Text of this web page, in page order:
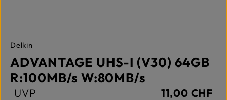
Delkin
ADVANTAGE UHS-I (V30) 64GB
R:100MB/s W:80MB/s
UVP 11,00 CHF